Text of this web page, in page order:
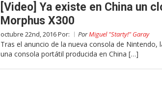
[Video] Ya existe en China un
Morphus X300
octubre 22nd, 2016 Por: PorMiguel "Starty!" Garay
Tras el anuncio de la nueva consola de
una consola portátil producida en China […]